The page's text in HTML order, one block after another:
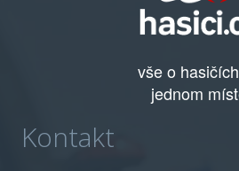
vše o
jednom
Kontakt